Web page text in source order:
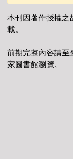
本刊因著作授權之
載。
前期完整內容請至
家圖書館瀏覽。